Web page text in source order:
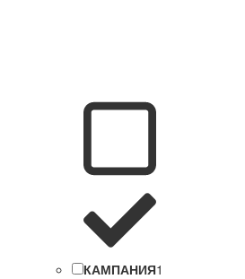
КАМПАНИЯ1